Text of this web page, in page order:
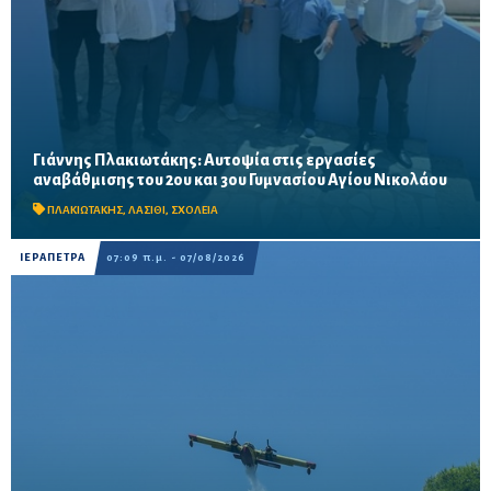
Γιάννης Πλακιωτάκης: Αυτοψία στις εργασίες
αναβάθμισης του 2ου και 3ου Γυμνασίου Αγίου Νικολάου
ΠΛΑΚΙΩΤΑΚΗΣ, ΛΑΣΙΘΙ, ΣΧΟΛΕΙΑ
Οι παρεμβάσεις του προγράμματος «Μαριέττα Γιαννάκου»
αναμένεται να ολοκληρωθούν πριν από τη νέα σχολική χρονιά –
Προβλέπονται ανακαινίσεις αιθουσών, αύλειων και...
ΙΕΡΑΠΕΤΡΑ 07:09 π.μ. - 07/08/2026